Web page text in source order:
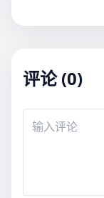
评论 (0)